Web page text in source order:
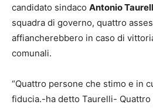
candidato sindaco Antonio
squadra di governo, quattro
affiancherebbero in caso di
comunali.
“Quattro persone che stimo e in
fiducia.-ha detto Taurelli-